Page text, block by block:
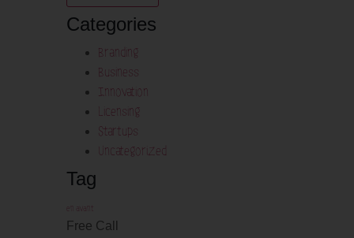
Categories
Branding
Business
Innovation
Licensing
Startups
Uncategorized
Tag
en avant
Free Call